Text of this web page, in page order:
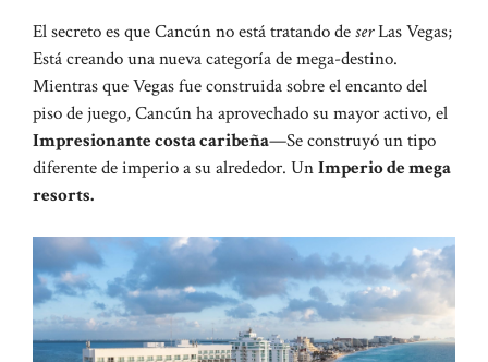
El secreto es que Cancún no está tratando deserLas Vegas;
Está creando una nueva categoría de mega-destino.
Mientras que Vegas fue construida sobre el encanto del
piso de juego, Cancún ha aprovechado su mayor activo, el
Impresionante costa caribeña—Se construyó un tipo
diferente de imperio a su alrededor. UnImperio de mega
resorts.